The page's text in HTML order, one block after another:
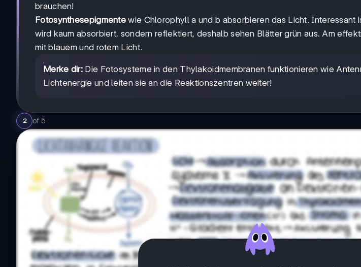
brauchen!
Fotosynthesepigmente wie Chlorophyll a und b absorbieren das Licht. Interessant
wird kaum absorbiert, sondern reflektiert, deshalb sehen Blätter grün aus. Am
mit blauem und rotem Licht.
Merke dir: Die Fotosysteme in den Thylakoidmembranen funktionieren wie
Lichtenergie und leiten sie an die Reaktionszentren weiter!
2 of 5